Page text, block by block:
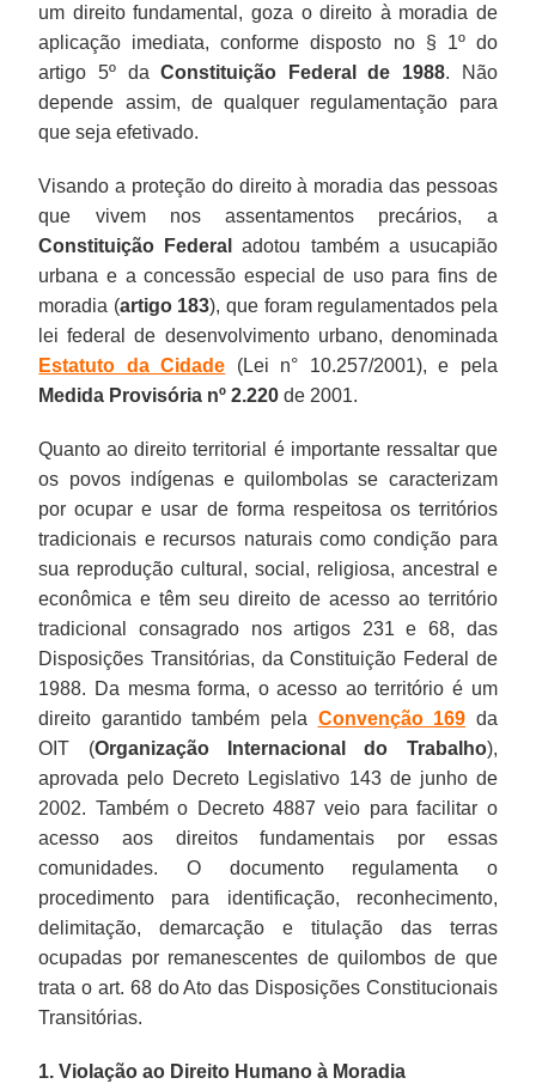
um direito fundamental, goza o direito à moradia de
aplicação imediata, conforme disposto no § 1º do
artigo 5º daConstituição Federal de 1988. Não
depende assim, de qualquer regulamentação para
que seja efetivado.
Visando a proteção do direito à moradia das pessoas
que vivem nos assentamentos precários, a
Constituição Federal
adotou também a usucapião
urbana e a concessão especial de uso para fins de
moradia (artigo 183), que foram regulamentados pela
lei federal de desenvolvimento urbano, denominada
Estatuto da Cidade (Lei n° 10.257/2001), e pela
Medida Provisória nº 2.220 de 2001.
Quanto ao direito territorial é importante ressaltar que
os povos indígenas e quilombolas se caracterizam
por ocupar e usar de forma respeitosa os territórios
tradicionais e recursos naturais como condição para
sua reprodução cultural, social, religiosa, ancestral e
econômica e têm seu direito de acesso ao território
tradicional consagrado nos artigos 231 e 68, das
Disposições Transitórias, da Constituição Federal de
1988. Da mesma forma, o acesso ao território é um
direito garantido também pela Convenção 169 da
OIT (Organização Internacional do Trabalho),
aprovada pelo Decreto Legislativo 143 de junho de
2002. Também o Decreto 4887 veio para facilitar o
acesso aos direitos fundamentais por essas
comunidades. O documento regulamenta o
procedimento para identificação, reconhecimento,
delimitação, demarcação e titulação das terras
ocupadas por remanescentes de quilombos de que
trata o art. 68 do Ato das Disposições Constitucionais
Transitórias.
1. Violação ao Direito Humano à Moradia